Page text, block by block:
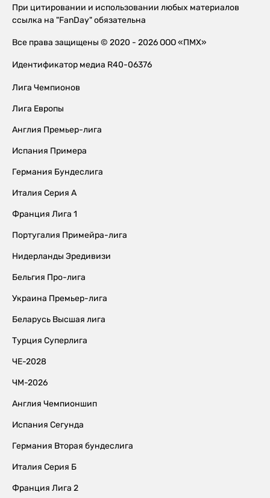
При цитировании и использовании любых материалов
ссылка на "FanDay" обязательна
Все права защищены © 2020 - 2026 ООО «ПМХ»
Идентификатор медиа R40-06376
Лига Чемпионов
Лига Европы
Англия Премьер-лига
Испания Примера
Германия Бундеслига
Италия Серия А
Франция Лига 1
Португалия Примейра-лига
Нидерланды Эредивизи
Бельгия Про-лига
Украина Премьер-лига
Беларусь Высшая лига
Турция Суперлига
ЧЕ-2028
ЧМ-2026
Англия Чемпионшип
Испания Сегунда
Германия Вторая бундеслига
Италия Серия Б
Франция Лига 2